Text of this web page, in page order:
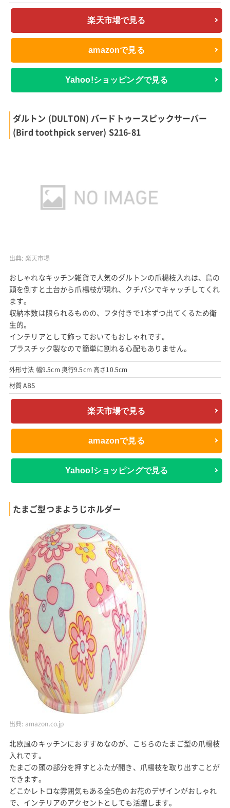
楽天市場で見る
amazonで見る
Yahoo!ショッピングで見る
ダルトン (DULTON) バードトゥースピックサーバー
(Bird toothpick server) S216-81
出典: 楽天市場
おしゃれなキッチン雑貨で人気のダルトンの爪楊枝入れは、鳥の
頭を倒すと土台から爪楊枝が現れ、クチバシでキャッチしてくれ
ます。
収納本数は限られるものの、フタ付きで1本ずつ出てくるため衛
生的。
インテリアとして飾っておいてもおしゃれです。
プラスチック製なので簡単に割れる心配もありません。
外形寸法 幅9.5cm 奥行9.5cm 高さ10.5cm
材質 ABS
楽天市場で見る
amazonで見る
Yahoo!ショッピングで見る
たまご型つまようじホルダー
出典: amazon.co.jp
北欧風のキッチンにおすすめなのが、こちらのたまご型の爪楊枝
入れです。
たまごの頭の部分を押すとふたが開き、爪楊枝を取り出すことが
できます。
どこかレトロな雰囲気もある全5色のお花のデザインがおしゃれ
で、インテリアのアクセントとしても活躍します。